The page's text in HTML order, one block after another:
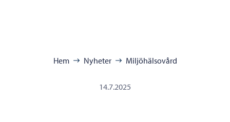
Hem Nyheter Miljöhälsovård
14.7.2025